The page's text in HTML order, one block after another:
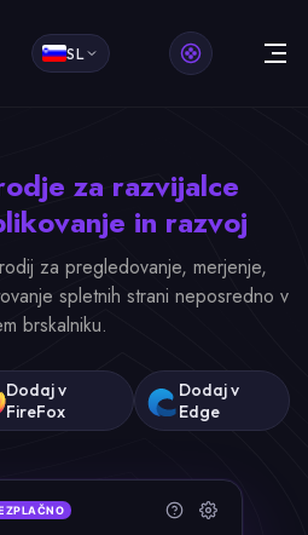
SL
za razvijalce
in razvoj
za pregledovanje, merjenje,
spletnih strani neposredno v
brskalniku.
Dodaj v
FireFox
Dodaj v
Edge